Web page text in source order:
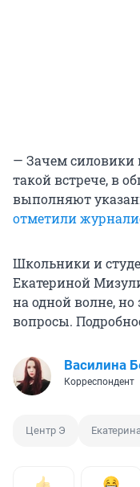
— Зачем силовики
такой встрече, в
выполняют
отметили
Школьники и
Екатериной
на одной волне, но
вопросы.
Василина
Корреспондент
Центр Э